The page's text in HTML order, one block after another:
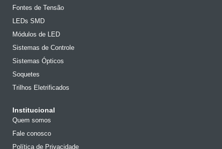
Fontes de Tensão
LEDs SMD
Módulos de LED
Sistemas de Controle
Sistemas Ópticos
Soquetes
Trilhos Eletrificados
Institucional
Quem somos
Fale conosco
Política de Privacidade